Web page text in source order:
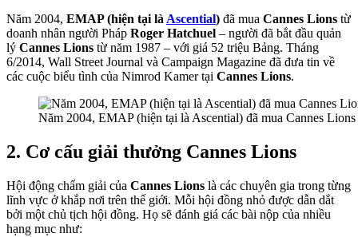
Năm 2004, EMAP (hiện tại làAscential) đã mua Cannes Lions từ
doanh nhân người Pháp Roger Hatchuel – người đã bắt đầu quản
lý Cannes Lions từ năm 1987 – với giá 52 triệu Bảng. Tháng
6/2014, Wall Street Journal và Campaign Magazine đã đưa tin về
các cuộc biểu tình của Nimrod Kamer tại Cannes Lions.
Năm 2004, EMAP (hiện tại là Ascential) đã mua Cannes
2. Cơ cấu giải thưởng Cannes Lions
Hội động chấm giải của Cannes Lions là các chuyên gia trong từng
lĩnh vực ở khắp nơi trên thế giới. Mỗi hội đồng nhỏ được dẫn dắt
bởi một chủ tịch hội đồng. Họ sẽ đánh giá các bài nộp của nhiều
hạng mục như: